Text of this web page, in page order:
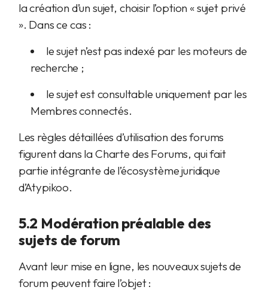
la création d’un sujet, choisir l’option « sujet privé
». Dans ce cas :
le sujet n’est pas indexé par les moteurs de
recherche ;
le sujet est consultable uniquement par les
Membres connectés.
Les règles détaillées d’utilisation des forums
figurent dans la Charte des Forums, qui fait
partie intégrante de l’écosystème juridique
d’Atypikoo.
5.2 Modération préalable des
sujets de forum
Avant leur mise en ligne, les nouveaux sujets de
forum peuvent faire l’objet :